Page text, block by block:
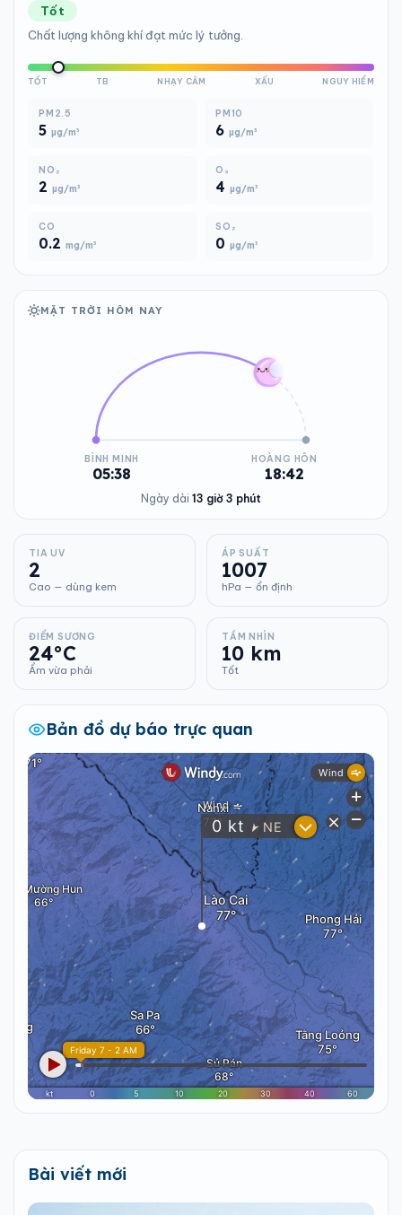
Tốt
Chất lượng không khí đạt mức lý tưởng.
TỐT TB NHẠY CẢM XẤU NGUY HIỂM
PM2.5
5 µg/m³
PM10
6 µg/m³
NO₂
2 µg/m³
O₃
4 µg/m³
CO
0.2 mg/m³
SO₂
0 µg/m³
MẶT TRỜI HÔM NAY
BÌNH MINH
05:38
HOÀNG HÔN
18:42
Ngày dài 13 giờ 3 phút
TIA UV
2
Cao — dùng kem
ÁP SUẤT
1007
hPa — ổn định
ĐIỂM SƯƠNG
24°C
Ẩm vừa phải
TẦM NHÌN
10 km
Tốt
Bản đồ dự báo trực quan
Bài viết mới